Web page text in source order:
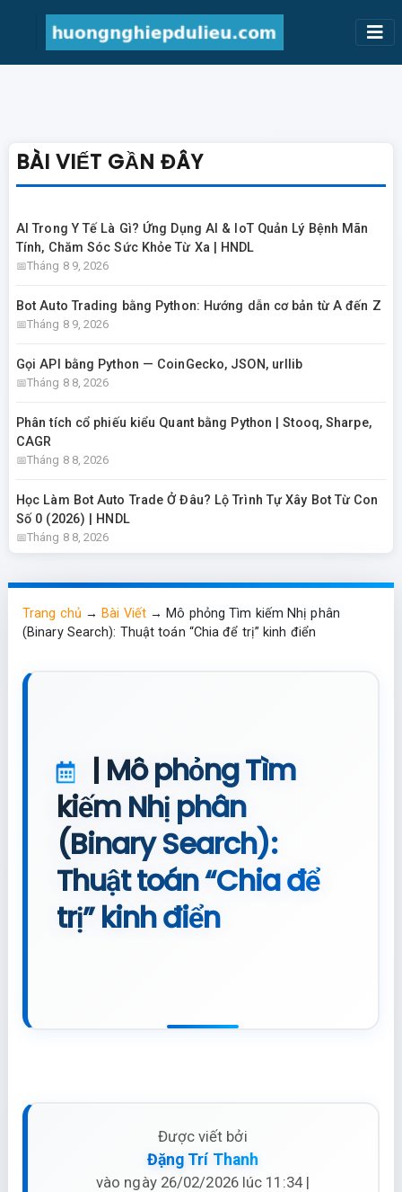
BÀI VIẾT GẦN ĐÂY
AI Trong Y Tế Là Gì? Ứng Dụng AI & IoT Quản Lý Bệnh Mãn
Tính, Chăm Sóc Sức Khỏe Từ Xa | HNDL
Tháng 8 9, 2026
Bot Auto Trading bằng Python: Hướng dẫn cơ bản từ A đến Z
Tháng 8 9, 2026
Gọi API bằng Python — CoinGecko, JSON, urllib
Tháng 8 8, 2026
Phân tích cổ phiếu kiểu Quant bằng Python | Stooq, Sharpe,
CAGR
Tháng 8 8, 2026
Học Làm Bot Auto Trade Ở Đâu? Lộ Trình Tự Xây Bot Từ Con
Số 0 (2026) | HNDL
Tháng 8 8, 2026
Trang chủ →Bài Viết→Mô phỏng Tìm kiếm Nhị phân
(Binary Search): Thuật toán “Chia để trị” kinh điển
| Mô phỏng Tìm
kiếm Nhị phân
(Binary Search):
Thuật toán “Chia để
trị” kinh điển
Được viết bởi
Đặng Trí Thanh
vào ngày 26/02/2026 lúc 11:34 |